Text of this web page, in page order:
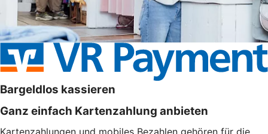
Bargeldlos kassieren
Ganz einfach Kartenzahlung anbieten
Kartenzahlungen und mobiles Bezahlen gehören für die